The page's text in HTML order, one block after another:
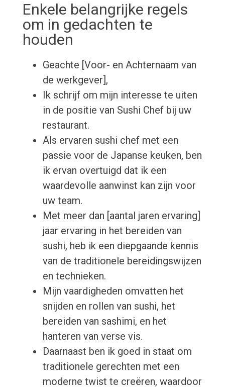
Enkele belangrijke regels
om in gedachten te
houden
Geachte [Voor- en Achternaam van
de werkgever],
Ik schrijf om mijn interesse te uiten
in de positie van Sushi Chef bij uw
restaurant.
Als ervaren sushi chef met een
passie voor de Japanse keuken, ben
ik ervan overtuigd dat ik een
waardevolle aanwinst kan zijn voor
uw team.
Met meer dan [aantal jaren ervaring]
jaar ervaring in het bereiden van
sushi, heb ik een diepgaande kennis
van de traditionele bereidingswijzen
en technieken.
Mijn vaardigheden omvatten het
snijden en rollen van sushi, het
bereiden van sashimi, en het
hanteren van verse vis.
Daarnaast ben ik goed in staat om
traditionele gerechten met een
moderne twist te creëren, waardoor